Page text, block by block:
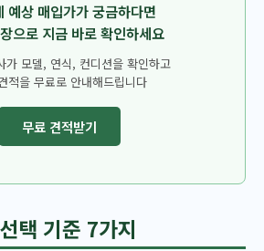
예상 매입가가 궁금하다면
으로 지금 바로 확인하세요
가 모델, 연식, 컨디션을 확인하고
적을 무료로 안내해드립니다
무료 견적받기
택 기준 7가지